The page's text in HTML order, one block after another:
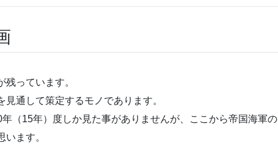
っています。
通して策定するモノであります。
（15年）度しか見た事がありませんが、ここから帝国海軍の
ます。